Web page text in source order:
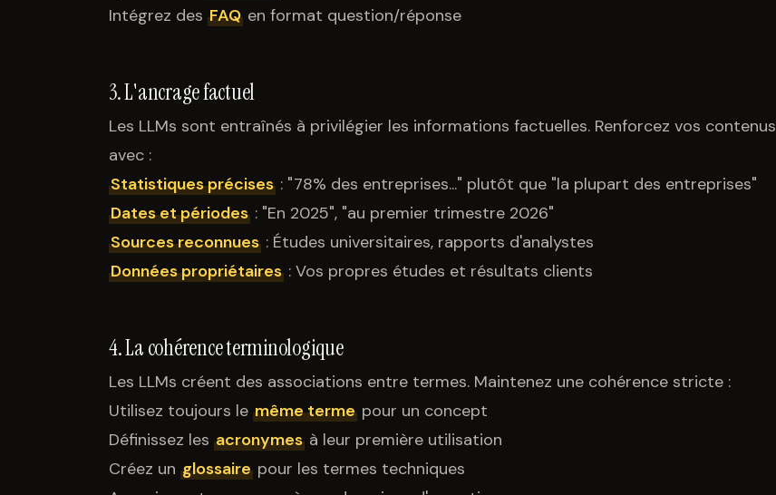
Intégrez des FAQen format question/réponse
3. L'ancrage factuel
Les LLMs sont entraînés à privilégier les informations factuelles. Renforcez vos contenus
avec :
Statistiques précises: "78% des entreprises..." plutôt que "la plupart des entreprises"
Dates et périodes: "En 2025", "au premier trimestre 2026"
Sources reconnues: Études universitaires, rapports d'analystes
Données propriétaires: Vos propres études et résultats clients
4. La cohérence terminologique
Les LLMs créent des associations entre termes. Maintenez une cohérence stricte :
Utilisez toujours le même termepour un concept
Définissez les acronymesà leur première utilisation
Créez un glossairepour les termes techniques